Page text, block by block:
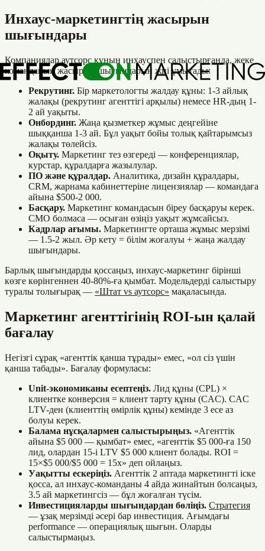
Инхаус-маркетингтің жасырын
шығындары
Компаниялар аутсорс құнын инхауспен салыстырғанда, жеке
команданың жасырын шығындарын жиі ұмытады:
Рекрутинг. Бір маркетологты жалдау құны: 1-3 айлық
жалақы (рекрутинг агенттігі арқылы) немесе HR-дың 1-
2 ай уақыты.
Онбординг. Жаңа қызметкер жұмыс деңгейіне
шыққанша 1-3 ай. Бұл уақыт бойы толық қайтарымсыз
жалақы төлейсіз.
Оқыту. Маркетинг тез өзгереді — конференциялар,
курстар, құралдарға жазылулар.
ПО және құралдар. Аналитика, дизайн құралдары,
CRM, жарнама кабинеттеріне лицензиялар — командаға
айына $500-2 000.
Басқару. Маркетинг командасын біреу басқаруы керек.
CMO болмаса — осыған өзіңіз уақыт жұмсайсыз.
Кадрлар ағымы. Маркетингте орташа жұмыс мерзімі
— 1.5-2 жыл. Әр кету = білім жоғалуы + жаңа жалдау
шығындары.
Барлық шығындарды қоссаңыз, инхаус-маркетинг бірінші
көзге көрінгеннен 40-80%-ға қымбат. Модельдерді салыстыру
туралы толығырақ — «Штат vs аутсорс» мақаласында.
Маркетинг агенттігінің ROI-ын қалай
бағалау
Негізгі сұрақ «агенттік қанша тұрады» емес, «ол сіз үшін
қанша табады». Бағалау формуласы:
Unit-экономиканы есептеңіз. Лид құны (CPL) ×
клиентке конверсия = клиент тарту құны (CAC). CAC
LTV-ден (клиенттің өмірлік құны) кемінде 3 есе аз
болуы керек.
Балама нұсқалармен салыстырыңыз. «Агенттік
айына $5 000 — қымбат» емес, «агенттік $5 000-ға 150
лид, олардан 15-і LTV $5 000 клиент болады. ROI =
15×$5 000/$5 000 = 15x» деп ойлаңыз.
Уақытты ескеріңіз. Агенттік 2 аптада маркетингті іске
қосса, ал инхаус-команданы 4 айда жинайтын болсаңыз,
3.5 ай маркетингсіз — бұл жоғалған түсім.
Инвестицияларды шығындардан бөліңіз. Стратегия
— ұзақ мерзімді әсері бар инвестиция. Ағымдағы
performance — операциялық шығын. Оларды
салыстырмаңыз.